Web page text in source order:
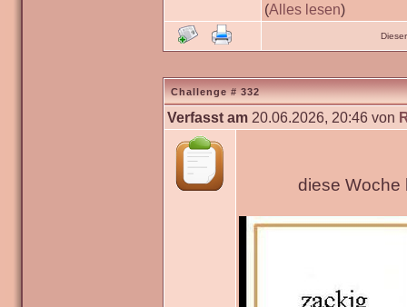
(Alles lesen)
Challenge # 332
Verfasst am 20.06.2026, 20:46 von
diese Woche